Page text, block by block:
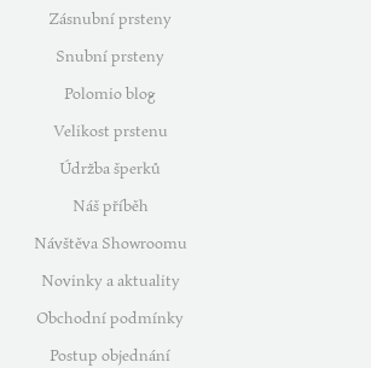
Zásnubní prsteny
Snubní prsteny
Polomio blog
Velikost prstenu
Údržba šperků
Náš příběh
Návštěva Showroomu
Novinky a aktuality
Obchodní podmínky
Postup objednání